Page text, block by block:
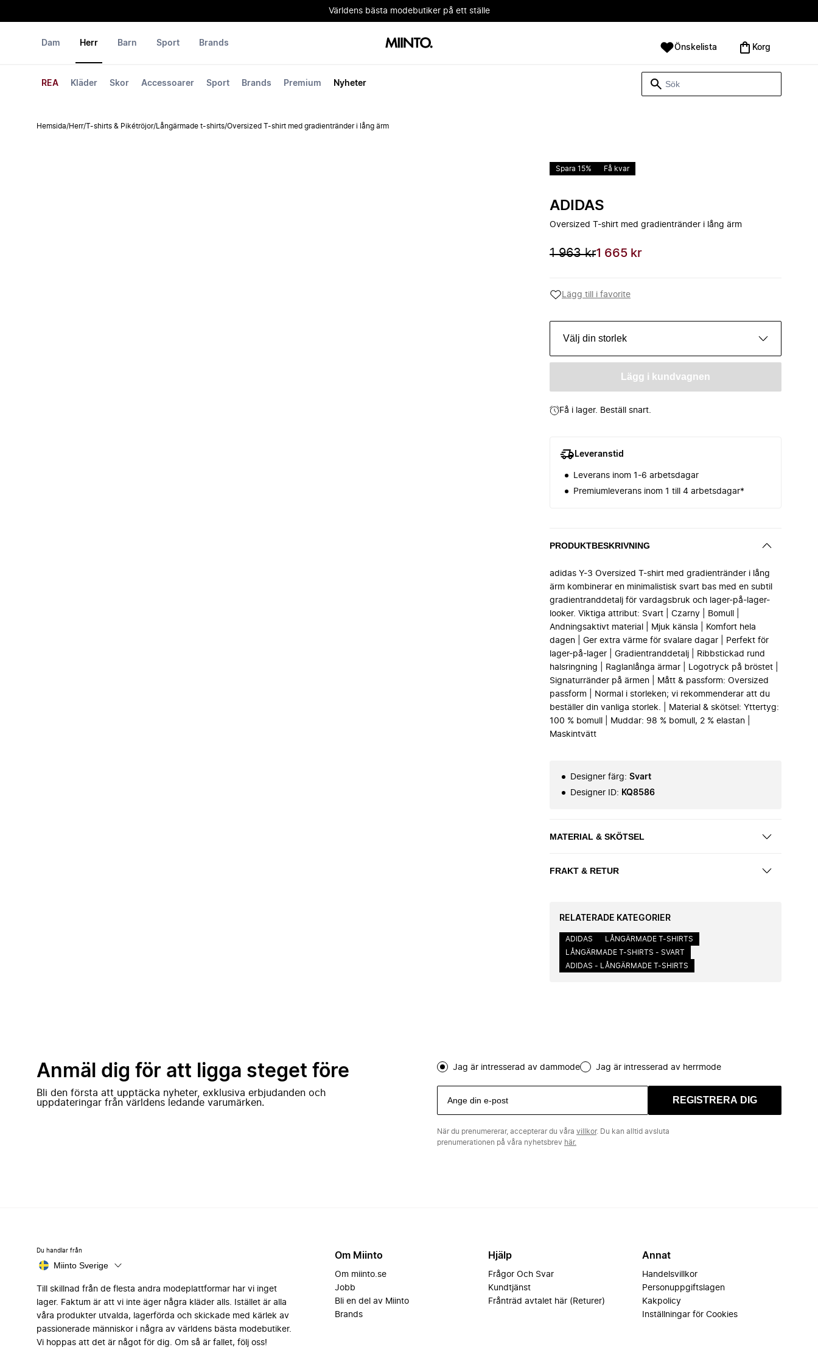
Världens bästa modebutiker på ett ställe
Dam Herr
REA Kläder Skor Accessoarer Sport Brands Premium Nyheter
Barn Sport Brands Önskelista Korg
Hemsida/Herr/T-shirts & Pikétröjor/ Långärmade t-shirts/Oversized T-shirt med gradientränder i lång ärm
Spara 15% Få kvar
ADIDAS
Oversized T-shirt med gradientränder i lång ärm
1 963 kr1 665 kr
Lägg till i favorite
Välj din storlek
Lägg i kundvagnen
Få i lager. Beställ snart.
Leveranstid
Leverans inom 1-6 arbetsdagar
Premiumleverans inom 1 till 4 arbetsdagar*
PRODUKTBESKRIVNING
adidas Y-3 Oversized T-shirt med gradientränder i lång
ärm kombinerar en minimalistisk svart bas med en subtil
gradientranddetalj för vardagsbruk och lager-på-lager-
looker. Viktiga attribut: Svart | Czarny | Bomull |
Andningsaktivt material | Mjuk känsla | Komfort hela
dagen | Ger extra värme för svalare dagar | Perfekt för
lager-på-lager | Gradientranddetalj | Ribbstickad rund
halsringning | Raglanlånga ärmar | Logotryck på bröstet |
Signaturränder på ärmen | Mått & passform: Oversized
passform | Normal i storleken; vi rekommenderar att du
beställer din vanliga storlek. | Material & skötsel: Yttertyg:
100 % bomull | Muddar: 98 % bomull, 2 % elastan |
Maskintvätt
Designer färg: Svart
Designer ID: KQ8586
MATERIAL & SKÖTSEL
FRAKT & RETUR
RELATERADE KATEGORIER
ADIDAS
LÅNGÄRMADE T-SHIRTS
LÅNGÄRMADE T-SHIRTS - SVART
ADIDAS - LÅNGÄRMADE T-SHIRTS
Anmäl dig för att ligga steget före
Bli den första att upptäcka nyheter, exklusiva erbjudanden och
uppdateringar från världens ledande varumärken.
Jag är intresserad av dammode Jag är intresserad av herrmode
REGISTRERA DIG
När du prenumererar, accepterar du våra villkor. Du kan alltid avsluta
prenumerationen på våra nyhetsbrev här.
Du handlar från
Miinto Sverige
Till skillnad från de flesta andra modeplattformar har vi inget
lager. Faktum är att vi inte äger några kläder alls. Istället är alla
våra produkter utvalda, lagerförda och skickade med kärlek av
passionerade människor i några av världens bästa modebutiker.
Vi hoppas att det är något för dig. Om så är fallet, följ oss!
Om Miinto
Om miinto.se
Jobb
Bli en del av Miinto
Brands
Hjälp
Frågor Och Svar
Kundtjänst
Frånträd avtalet här (Returer)
Annat
Handelsvillkor
Personuppgiftslagen
Kakpolicy
Inställningar för Cookies